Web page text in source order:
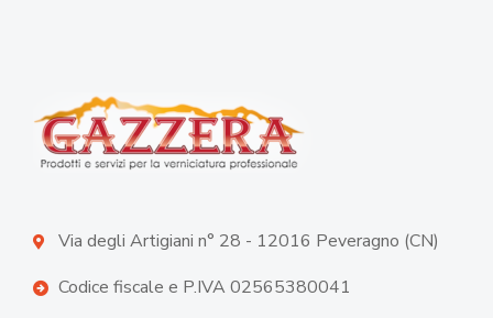
Via degli Artigiani n° 28 - 12016 Peveragno (CN)
Codice fiscale e P.IVA 02565380041